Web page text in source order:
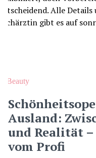
Beauty
Ausland:
und Realität
vom Profi